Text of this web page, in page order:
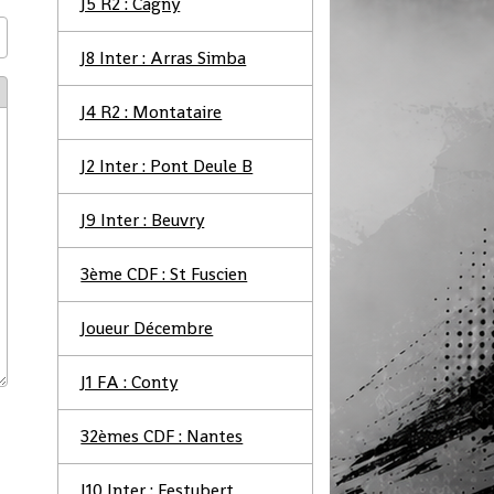
J8 Inter : Arras Simba
J4 R2 : Montataire
J2 Inter : Pont Deule B
J9 Inter : Beuvry
3ème CDF : St Fuscien
Joueur Décembre
J1 FA : Conty
32èmes CDF : Nantes